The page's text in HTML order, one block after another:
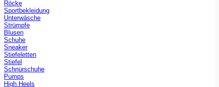
Röcke
Sportbekleidung
Unterwäsche
Strümpfe
Blusen
Schuhe
Sneaker
Stiefeletten
Stiefel
Schnürschuhe
Pumps
High Heels